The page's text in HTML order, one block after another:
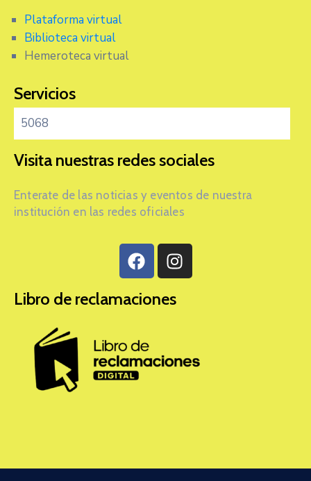
Plataforma virtual
Biblioteca virtual
Hemeroteca virtual
Servicios
5068
Visita nuestras redes sociales
Enterate de las noticias y eventos de nuestra
institución en las redes oficiales
Libro de reclamaciones